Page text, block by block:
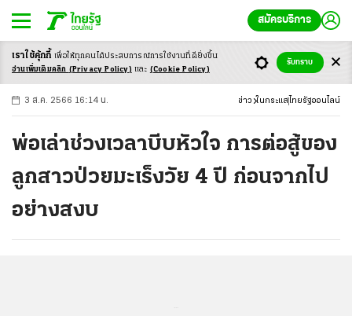
สมัครบริการ
-ก ก ก+
3 ส.ค. 2566 16:14 น. ข่าว ในกระแส ไทยรัฐออนไลน์
พ่อเล่าช่วงเวลาบีบหัวใจ การต่อสู้ของ
ลูกสาวป่วยมะเร็งวัย 4 ปี ก่อนจากไป
อย่างสงบ
เราใช้คุ้กกี้ เพื่อให้ทุกคนได้ประสบการณ์การใช้งานที่ดียิ่งขึ้น
อ่านเพิ่มเติมคลิก (Privacy Policy) และ (Cookie Policy)
รับทราบ